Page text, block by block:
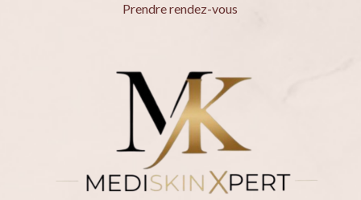
Prendre rendez-vous